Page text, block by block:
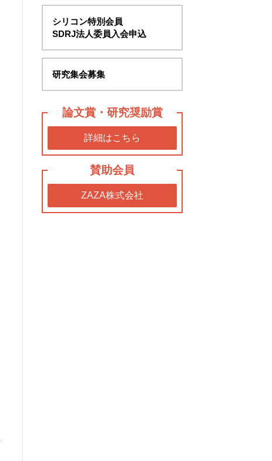
シリコン特別会員
SDRJ法人委員入会申込
研究集会募集
論文賞・研究奨励賞
詳細はこちら
賛助会員
ZAZA株式会社